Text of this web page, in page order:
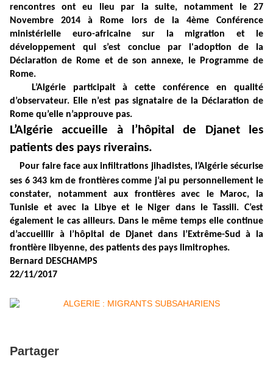
rencontres ont eu lieu par la suite, notamment le 27
Novembre 2014 à Rome lors de la 4ème Conférence
ministérielle euro-africaine sur la migration et le
développement qui s’est conclue par l'adoption de la
Déclaration de Rome et de son annexe, le Programme de
Rome.
L’Algérie participait à cette conférence en qualité
d’observateur. Elle n’est pas signataire de la Déclaration de
Rome qu’elle n’approuve pas.
L’Algérie accueille à l’hôpital de Djanet les
patients des pays riverains.
Pour faire face aux infiltrations jihadistes, l’Algérie sécurise
ses 6 343 km de frontières comme j’ai pu personnellement le
constater, notamment aux frontières avec le Maroc, la
Tunisie et avec la Libye et le Niger dans le Tassili. C’est
également le cas ailleurs. Dans le même temps elle continue
d’accueillir à l’hôpital de Djanet dans l’Extrême-Sud à la
frontière libyenne, des patients des pays limitrophes.
Bernard DESCHAMPS
22/11/2017
Partager